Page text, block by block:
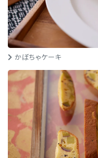
かぼちゃケーキ